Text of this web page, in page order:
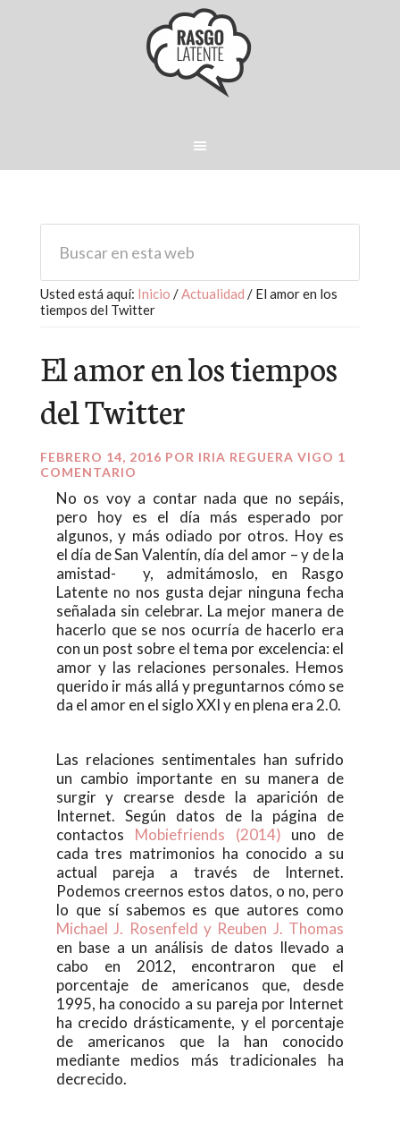
Usted está aquí: Inicio /Actualidad /El amor en los
tiempos del Twitter
El amor en los tiempos
del Twitter
FEBRERO 14, 2016 POR IRIA REGUERA VIGO 1
COMENTARIO
No os voy a contar nada que no sepáis,
pero hoy es el día más esperado por
algunos, y más odiado por otros. Hoy es
el día de San Valentín, día del amor – y de la
amistad- y, admitámoslo, en Rasgo
Latente no nos gusta dejar ninguna fecha
señalada sin celebrar. La mejor manera de
hacerlo que se nos ocurría de hacerlo era
con un post sobre el tema por excelencia: el
amor y las relaciones personales. Hemos
querido ir más allá y preguntarnos cómo se
da el amor en el siglo XXI y en plena era 2.0.
Las relaciones sentimentales han sufrido
un cambio importante en su manera de
surgir y crearse desde la aparición de
Internet. Según datos de la página de
contactos Mobiefriends (2014) uno de
cada tres matrimonios ha conocido a su
actual pareja a través de Internet.
Podemos creernos estos datos, o no, pero
lo que sí sabemos es que autores como
Michael J. Rosenfeld y Reuben J. Thomas
en base a un análisis de datos llevado a
cabo en 2012, encontraron que el
porcentaje de americanos que, desde
1995, ha conocido a su pareja por Internet
ha crecido drásticamente, y el porcentaje
de americanos que la han conocido
mediante medios más tradicionales ha
decrecido.